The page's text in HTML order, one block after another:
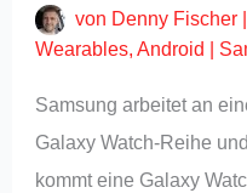
von Denny Fischer
Wearables,Android
Samsung arbeitet an
Galaxy Watch-Reihe
kommt eine Galaxy